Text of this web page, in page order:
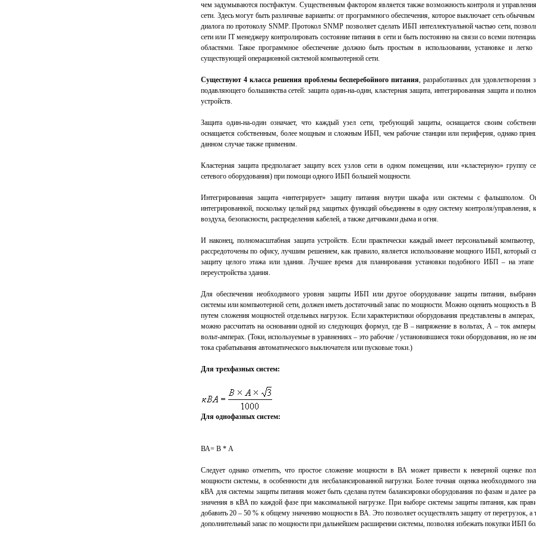
чем задумываются постфактум. Существенным фактором является также возможность контроля и
сети. Здесь могут быть различные варианты: от программного обеспечения, которое выключает сеть
диалога по протоколу SNMP. Протокол SNMP позволяет сделать ИБП интеллектуальной частью сети,
сети или IT менеджеру контролировать состояние питания в сети и быть постоянно на связи со всеми
областями. Такое программное обеспечение должно быть простым в использовании, установке и легко
существующей операционной системой компьютерной сети.
Существуют 4 класса решения проблемы бесперебойного питания, разработанных для удовлетворения
подавляющего большинства сетей: защита один-на-один, кластерная защита, интегрированная защита и
устройств.
Защита один-на-один означает, что каждый узел сети, требующий защиты, оснащается своим
оснащается собственным, более мощным и сложным ИБП, чем рабочие станции или периферия, однако
данном случае также применим.
Кластерная защита предполагает защиту всех узлов сети в одном помещении, или «кластерную» группу
сетевого оборудования) при помощи одного ИБП большей мощности.
Интегрированная защита «интегрирует» защиту питания внутри шкафа или системы с фальшполом.
интегрированной, поскольку целый ряд защитых функций объединены в одну систему контроля/управления,
воздуха, безопасности, распределения кабелей, а также датчиками дыма и огня.
И наконец, полномасштабная защита устройств. Если практически каждый имеет персональный
рассредоточены по офису, лучшим решением, как правило, является использование мощного ИБП, который
защиту целого этажа или здания. Лучшее время для планирования установки подобного ИБП – на этапе
переустройства здания.
Для обеспечения необходимого уровня защиты ИБП или другое оборудование защиты питания,
системы или компьютерной сети, должен иметь достаточный запас по мощности. Можно оценить мощность в
путем сложения мощностей отдельных нагрузок. Если характеристики оборудования представлены в
можно рассчитать на основании одной из следующих формул, где В – напряжение в вольтах, А – ток
вольт-амперах. (Токи, используемые в уравнениях – это рабочие / установившиеся токи оборудования, но не
тока срабатывания автоматического выключателя или пусковые токи.)
Для трехфазных систем:
Для однофазных систем:
ВА= В * А
Следует однако отметить, что простое сложение мощности в ВА может привести к неверной оценке
мощности системы, в особенности для несбалансированной нагрузки. Более точная оценка необходимого
кВА для системы защиты питания может быть сделана путем балансировки оборудования по фазам и далее
значения в кВА по каждой фазе при максимальной нагрузке. При выборе системы защиты питания, как
добавить 20 – 50 % к общему значению мощности в ВА. Это позволяет осуществлять защиту от перегрузок, а
дополнительный запас по мощности при дальнейшем расширении системы, позволяя избежать покупки ИБП